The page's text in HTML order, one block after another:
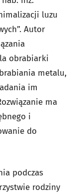
luzu
Autor
obrabiarki
metalu,
im
ma
i
do
podczas
rodziny